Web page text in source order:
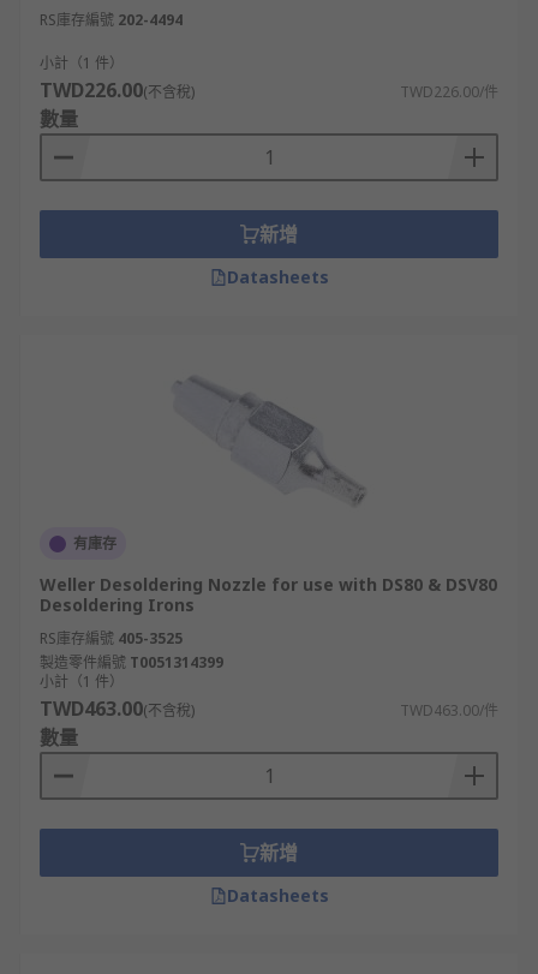
RS庫存編號 202-4494
小計（1 件）
TWD226.00(不含稅) TWD226.00/件
數量
新增
Datasheets
有庫存
Weller Desoldering Nozzle for use with DS80 & DSV80
Desoldering Irons
RS庫存編號 405-3525
製造零件編號 T0051314399
小計（1 件）
TWD463.00(不含稅) TWD463.00/件
數量
新增
Datasheets